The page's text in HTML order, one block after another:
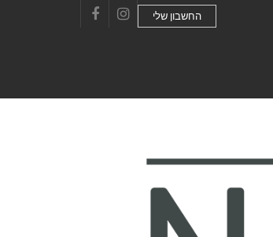
Instagram
החשבון שלי